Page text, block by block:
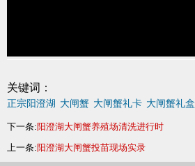
关键词：
正宗阳澄湖 大闸蟹 大闸蟹礼卡 大闸蟹礼盒
下一条:阳澄湖大闸蟹养殖场清洗进行时
上一条:阳澄湖大闸蟹投苗现场实录